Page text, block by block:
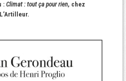
: Climat : tout ça pour rien, chez
L’Artilleur.